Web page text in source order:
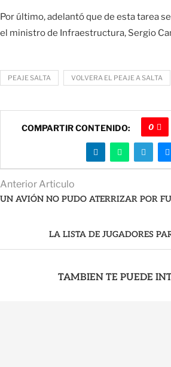
Por último, adelantó que de esta tarea
el ministro de Infraestructura, Sergio
PEAJE SALTA VOLVERA EL PEAJE A SALTA
COMPARTIR CONTENIDO: 0
Anterior Articulo
UN AVIÓN NO PUDO ATERRIZAR POR
LA LISTA DE JUGADORES
TAMBIEN TE PUEDE